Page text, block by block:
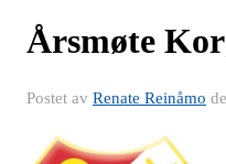
Årsmøte
Postet av Renate Reinåmo